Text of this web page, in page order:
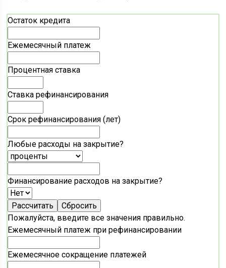
Остаток кредита
Ежемесячный платеж
Процентная ставка
Ставка рефинансирования
Срок рефинансирования (лет)
Любые расходы на закрытие?
Финансирование расходов на закрытие?
Пожалуйста, введите все значения правильно.
Ежемесячный платеж при рефинансировании
Ежемесячное сокращение платежей